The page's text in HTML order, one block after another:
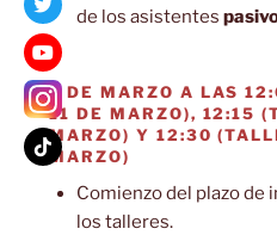
de los asistentes
7 DE MARZO A LAS
11 DE MARZO), 12:15
MARZO) Y 12:30
MARZO)
Comienzo del plazo de
los talleres.